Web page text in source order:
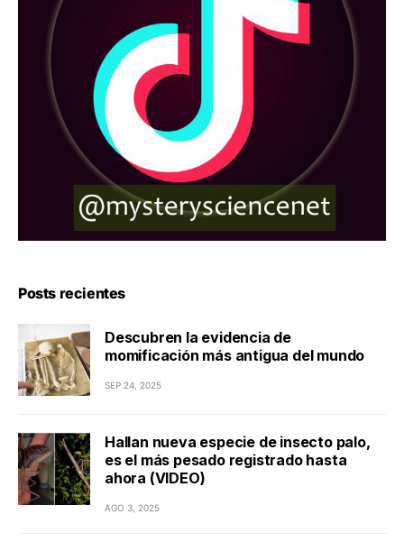
Posts recientes
Descubren la evidencia de
momificación más antigua del mundo
SEP 24, 2025
Hallan nueva especie de insecto palo,
es el más pesado registrado hasta
ahora (VIDEO)
AGO 3, 2025